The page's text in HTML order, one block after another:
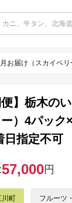
届け（スカイベリー・
便】栃木の
）4パッ
指定不可
57,000円
川町 フルーツ